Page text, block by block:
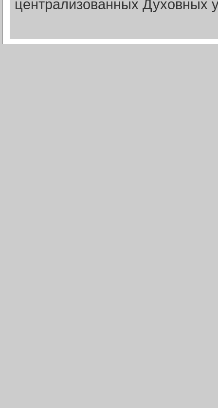
централизованных Духовных